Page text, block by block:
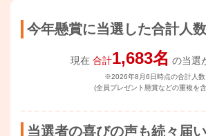
今年懸賞に当選した合計人数
現在 合計1,683名 の当選
※2026年8月6日時点の合計人数
(全員プレゼント懸賞などの重複を
当選者の喜びの声も続々届